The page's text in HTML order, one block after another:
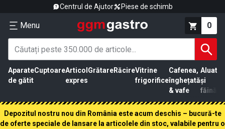
Centrul de Ajutor Piese de schimb
Menu 0
Aparate
de gătit
CuptoareArticol
expres
GrătareRăcireVitrine
frigorifice
Cafenea,
înghețată
& vafe
Aluat
și
făină
Depozitul nostru nou din România este acum deschis – bucură-te
de oferte speciale de lansare la articolele din stoc, valabile pentru o